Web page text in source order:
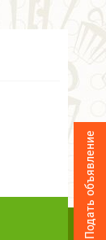
Подать объявление